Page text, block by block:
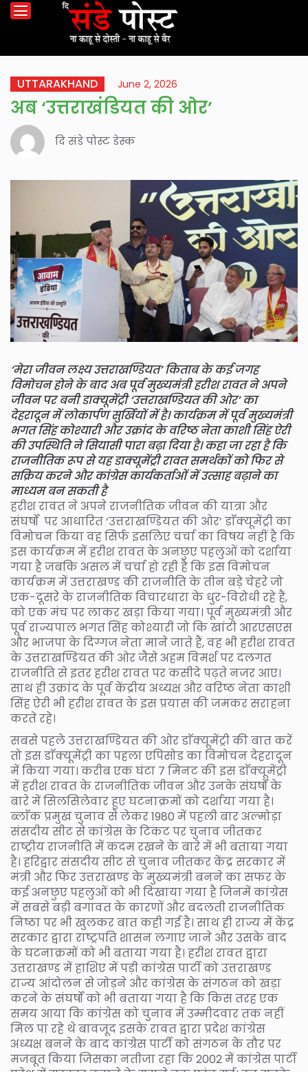
UTTARAKHAND June 2, 2026
अब ‘उत्तराखंडियत की ओर’
दि संडे पोस्ट डेस्क
‘मेरा जीवन लक्ष्य उत्तराखण्डियत’ किताब के कई जगह
विमोचन होने के बाद अब पूर्व मुख्यमंत्री हरीश रावत ने अपने
जीवन पर बनी डाक्यूमेंट्री ‘उत्तराखण्डियत की ओर’ का
देहरादून में लोकार्पण सुर्खियों में है। कार्यक्रम में पूर्व मुख्यमंत्री
भगत सिंह कोश्यारी और उक्रांद के वरिष्ठ नेता काशी सिंह ऐरी
की उपस्थिति ने सियासी पारा बढ़ा दिया है। कहा जा रहा है कि
राजनीतिक रूप से यह डाक्यूमेंट्री रावत समर्थकों को फिर से
सक्रिय करने और कांग्रेस कार्यकर्ताओं में उत्साह बढ़ाने का
माध्यम बन सकती है
हरीश रावत ने अपने राजनीतिक जीवन की यात्रा और
संघर्षों पर आधारित ‘उत्तराखण्डियत की ओर’ डाॅक्यूमेंट्री का
विमोचन किया वह सिर्फ इसलिए चर्चा का विषय नहीं है कि
इस कार्यक्रम में हरीश रावत के अनछुए पहलुओं को दर्शाया
गया है जबकि असल में चर्चा हो रही है कि इस विमोचन
कार्यक्रम में उत्तराखण्ड की राजनीति के तीन बड़े चेहरे जो
एक-दूसरे के राजनीतिक विचारधारा के धुर-विरोधी रहे हैं,
को एक मंच पर लाकर खड़ा किया गया। पूर्व मुख्यमंत्री और
पूर्व राज्यपाल भगत सिंह कोश्यारी जो कि खांटी आरएसएस
और भाजपा के दिग्गज नेता माने जाते हैं, वह भी हरीश रावत
के उत्तराखण्डियत की ओर जैसे अहम विमर्श पर दलगत
राजनीति से इतर हरीश रावत पर कसीदे पढ़ते नजर आए।
साथ ही उक्रांद के पूर्व केंद्रीय अध्यक्ष और वरिष्ठ नेता काशी
सिंह ऐरी भी हरीश रावत के इस प्रयास की जमकर सराहना
करते रहे।
सबसे पहले उत्तराखण्डियत की ओर डाॅक्यूमेंट्री की बात करें
तो इस डाॅक्यूमेंट्री का पहला एपिसोड का विमोचन देहरादून
में किया गया। करीब एक घंटा 7 मिनट की इस डाॅक्यूमेंट्री
में हरीश रावत के राजनीतिक जीवन और उनके संघर्षों के
बारे में सिलसिलेवार हुए घटनाक्रमों को दर्शाया गया है।
ब्लाॅक प्रमुख चुनाव से लेकर 1980 में पहली बार अल्मोड़ा
संसदीय सीट से कांग्रेस के टिकट पर चुनाव जीतकर
राष्ट्रीय राजनीति में कदम रखने के बारे में भी बताया गया
है। हरिद्वार संसदीय सीट से चुनाव जीतकर केंद्र सरकार में
मंत्री और फिर उत्तराखण्ड के मुख्यमंत्री बनने का सफर के
कई अनछुए पहलुओं को भी दिखाया गया है जिनमें कांग्रेस
में सबसे बड़ी बगावत के कारणों और बदलती राजनीतिक
निष्ठा पर भी खुलकर बात कही गई है। साथ ही राज्य में केंद्र
सरकार द्वारा राष्ट्रपति शासन लगाए जाने और उसके बाद
के घटनाक्रमों को भी बताया गया है। हरीश रावत द्वारा
उत्तराखण्ड में हाशिए में पड़ी कांग्रेस पार्टी को उत्तराखण्ड
राज्य आंदोलन से जोड़ने और कांग्रेस के संगठन को खड़ा
करने के संघर्षों को भी बताया गया है कि किस तरह एक
समय आया कि कांग्रेस को चुनाव में उम्मीदवार तक नहीं
मिल पा रहे थे बावजूद इसके रावत द्वारा प्रदेश कांग्रेस
अध्यक्ष बनने के बाद कांग्रेस पार्टी को संगठन के तौर पर
मजबूत किया जिसका नतीजा रहा कि 2002 में कांग्रेस पार्टी